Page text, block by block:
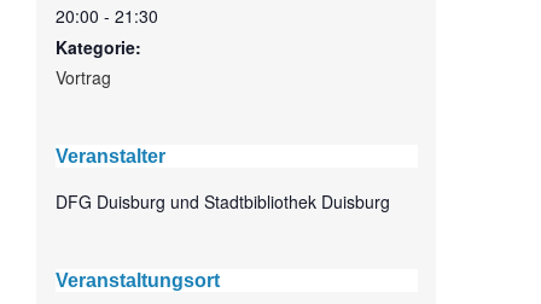
20:00 - 21:30
Kategorie:
Vortrag
Veranstalter
DFG Duisburg und Stadtbibliothek Duisburg
Veranstaltungsort